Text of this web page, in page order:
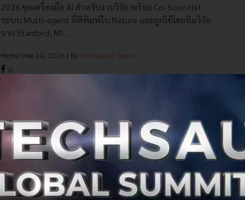
2026 ชุดเครื่องมือ AI สำหรับงานวิจัย พร้อม Co-Scientist
ระบบ Multi-agent ที่ตีพิมพ์ใน Nature และถูกใช้โดยทีมวิจัย
จาก Stanford, MI...
พฤษภาคม 20, 2026 | By Techsauce Team
0
NRPT เปิดตัว alt. Eatery คอมมูนิตี้อาหาร Plant-
based ปักหมุดแห่งแรกบนพื้นที่สุขุมวิท 51 ของแสน
สิริ
เปิดตัวร้าน “alt. Eatery” คอมมูนิตี้อาหาร Plant-based นำ
เสนอผลิตภัณฑ์ที่ใช้โปรตีนจากพืช ทดแทนการใช้เนื้อสัตว์